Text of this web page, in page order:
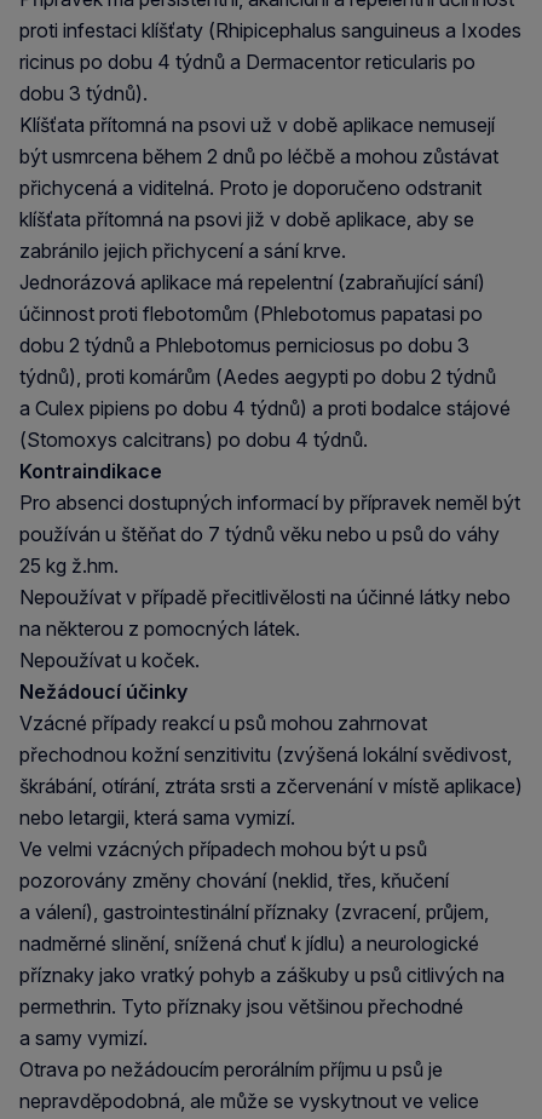
proti infestaci klíšťaty (Rhipicephalus sanguineus a Ixodes
ricinus po dobu 4 týdnů a Dermacentor reticularis po
dobu 3 týdnů).
Klíšťata přítomná na psovi už v době aplikace nemusejí
být usmrcena během 2 dnů po léčbě a mohou zůstávat
přichycená a viditelná. Proto je doporučeno odstranit
klíšťata přítomná na psovi již v době aplikace, aby se
zabránilo jejich přichycení a sání krve.
Jednorázová aplikace má repelentní (zabraňující sání)
účinnost proti flebotomům (Phlebotomus papatasi po
dobu 2 týdnů a Phlebotomus perniciosus po dobu 3
týdnů), proti komárům (Aedes aegypti po dobu 2 týdnů
a Culex pipiens po dobu 4 týdnů) a proti bodalce stájové
(Stomoxys calcitrans) po dobu 4 týdnů.
Kontraindikace
Pro absenci dostupných informací by přípravek neměl být
používán u štěňat do 7 týdnů věku nebo u psů do váhy
25 kg ž.hm.
Nepoužívat v případě přecitlivělosti na účinné látky nebo
na některou z pomocných látek.
Nepoužívat u koček.
Nežádoucí účinky
Vzácné případy reakcí u psů mohou zahrnovat
přechodnou kožní senzitivitu (zvýšená lokální svědivost,
škrábání, otírání, ztráta srsti a zčervenání v místě aplikace)
nebo letargii, která sama vymizí.
Ve velmi vzácných případech mohou být u psů
pozorovány změny chování (neklid, třes, kňučení
a válení), gastrointestinální příznaky (zvracení, průjem,
nadměrné slinění, snížená chuť k jídlu) a neurologické
příznaky jako vratký pohyb a záškuby u psů citlivých na
permethrin. Tyto příznaky jsou většinou přechodné
a samy vymizí.
Otrava po nežádoucím perorálním příjmu u psů je
nepravděpodobná, ale může se vyskytnout ve velice